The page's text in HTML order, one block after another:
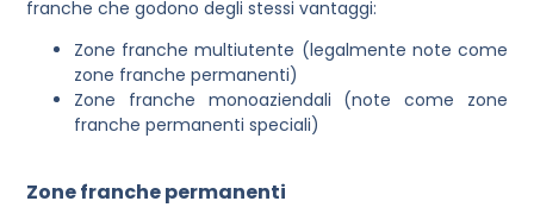
franche che godono degli stessi vantaggi:
Zone franche multiutente (legalmente note come
zone franche permanenti)
Zone franche monoaziendali (note come zone
franche permanenti speciali)
Zone franche permanenti